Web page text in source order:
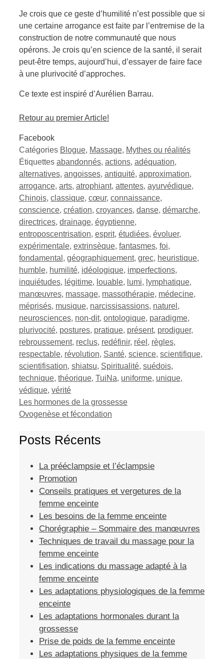
Je crois que ce geste d’humilité n’est possible que si
une certaine arrogance est faite par l’entremise de la
construction de notre communauté que nous
opérons. Je crois qu’en science de la santé, il serait
peut-être temps, aujourd’hui, d’essayer de faire face
à une plurivocité d’approches.
Ce texte est inspiré d’Aurélien Barrau.
Retour au premier Article!
Facebook
Catégories Blogue, Massage, Mythes ou réalités
Étiquettes abandonnés, actions, adéquation,
alternatives, angoisses, antiquité, approximation,
arrogance, arts, atrophiant, attentes, ayurvédique,
Chinois, classique, cœur, connaissance,
conscience, création, croyances, danse, démarche,
directrices, drainage, égyptienne,
entroposcentrisation, esprit, étudiées, évoluer,
expérimentale, extrinsèque, fantasmes, foi,
fondamental , géographiquement, grec, heuristique,
humble, humilité, idéologique, imperfections,
inquiétudes, légitime, louable, lumi, lymphatique,
manœuvres, massage, massothérapie, médecine,
méprisés, musique, narcissisassions, naturel ,
neurosciences, non-dit, ontologique, paradigme,
plurivocité, postures, pratique, présent, prodiguer,
rebroussement, reclus, redéfinir, réel , règles,
respectable, révolution, Santé, science, scientifique,
scientifisation, shiatsu, Spiritualité, suédois,
technique, théorique, TuiNa, uniforme, unique,
védique, vérité
Les hormones de la grossesse
Ovogenèse et fécondation
Posts Récents
La prééclampsie et l’éclampsie
Promotion
Conseils pratiques et vergetures de la
femme enceinte
Les besoins de la femme enceinte
Chorégraphie – Sommaire des manœuvres
Techniques de travail du massage pour la
femme enceinte
Les indications du massage adapté à la
femme enceinte
Les adaptations physiologiques de la femme
enceinte
Les adaptations hormonales durant la
grossesse
Prise de poids de la femme enceinte
Les adaptations physiques de la femme